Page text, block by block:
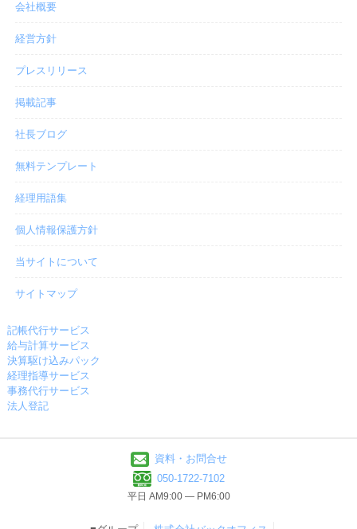
会社概要
経営方針
プレスリリース
掲載記事
社長ブログ
無料テンプレート
経理用語集
個人情報保護方針
当サイトについて
サイトマップ
記帳代行サービス
給与計算サービス
決算駆け込みパック
経理指導サービス
事務代行サービス
法人登記
資料・お問合せ
050-1722-7102
平日 AM9:00 ― PM6:00